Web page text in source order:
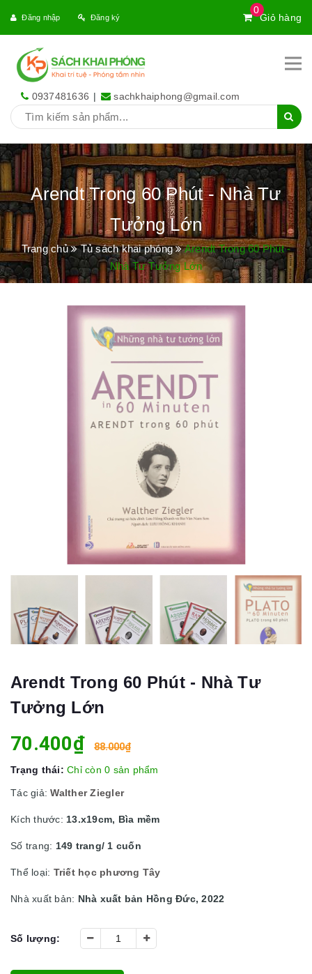
0
Giỏ hàng
Đăng nhập Đăng ký
0937481636 | sachkhaiphong@gmail.com
Arendt Trong 60 Phút - Nhà Tư
Tưởng Lớn
Trang chủ Tủ sách khai phóng
Arendt Trong 60 Phút -
Nhà Tư Tưởng Lớn
Arendt Trong 60 Phút - Nhà Tư
Tưởng Lớn
70.400₫ 88.000₫
Trạng thái: Chỉ còn 0 sản phẩm
Tác giả:Walther Ziegler
Kích thước: 13.x19cm, Bìa mềm
Số trang: 149 trang/ 1 cuốn
Thể loại: Triết học phương Tây
Nhà xuất bản: Nhà xuất bản Hồng Đức, 2022
Số lượng: